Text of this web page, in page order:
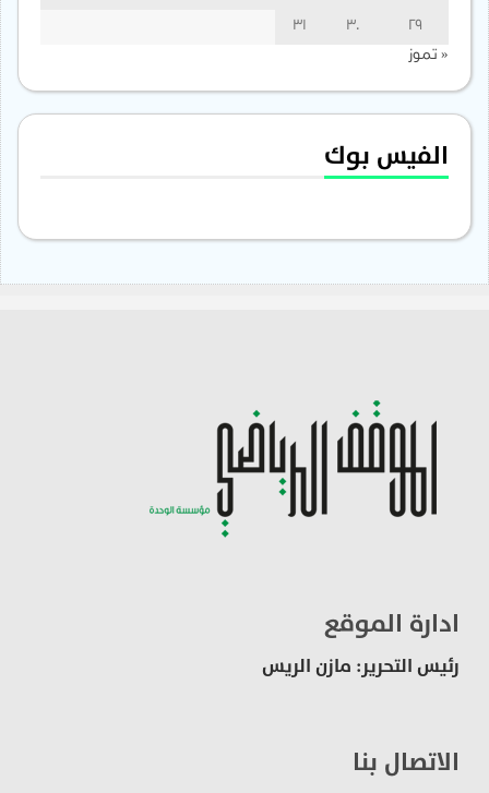
29
30
31
« تموز
الفيس بوك
ادارة الموقع
رئيس التحرير: مازن الريس
الاتصال بنا